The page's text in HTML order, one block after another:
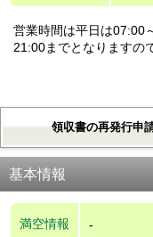
営業時間は平日は07:00
21:00までとなりますの
領収書の再発行申
基本情報
満空情報 -